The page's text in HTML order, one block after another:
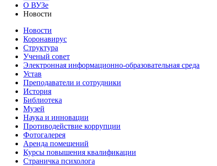
О ВУЗе
Новости
Новости
Коронавирус
Структура
Ученый совет
Электронная информационно-образовательная среда
Устав
Преподаватели и сотрудники
История
Библиотека
Музей
Наука и инновации
Противодействие коррупции
Фотогалерея
Аренда помещений
Курсы повышения квалификации
Страничка психолога